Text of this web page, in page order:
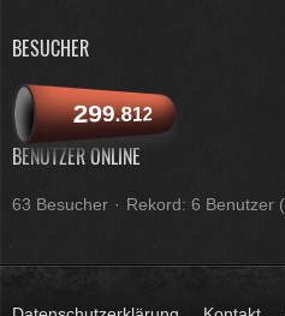
BESUCHER
299.812
BENUTZER ONLINE
63 Besucher Rekord: 6 Benutzer (